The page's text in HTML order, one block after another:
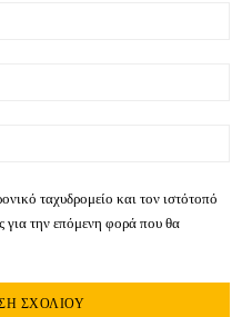
ταχυδρομείο και τον ιστότοπό
για την επόμενη φορά που θα